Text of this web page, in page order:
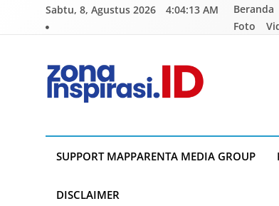
Sabtu, 8, Agustus 2026 4:04:14 AM Beranda
Foto
SUPPORT MAPPARENTA MEDIA GROUP
DISCLAIMER